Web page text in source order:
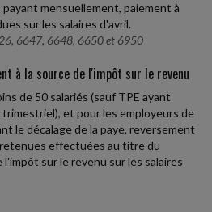
mensuellement, paiement à
sur les salaires d'avril.
6647, 6648, 6650 et 6950
à la source de l'impôt sur le revenu
de 50 salariés (sauf TPE ayant
et pour les employeurs de
le décalage de la paye, reversement
effectuées au titre du
sur le revenu sur les salaires